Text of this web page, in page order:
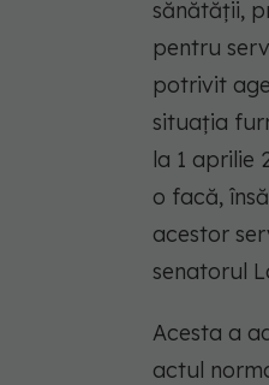
sănătăţii,
pentru
potrivit
situaţia
la 1 aprilie
o facă,
acestor
senatorul
Acesta a
actul